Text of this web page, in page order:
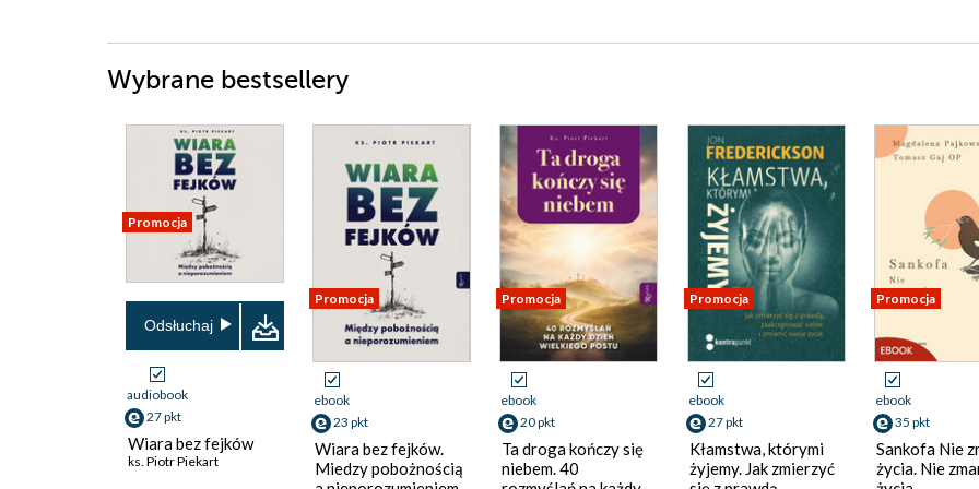
Wybrane bestsellery
Promocja
Odsłuchaj
audiobook
27 pkt
Wiara bez fejków
ks. Piotr Piekart
Promocja
ebook
23 pkt
Wiara bez fejków.
Miedzy pobożnością
Promocja
ebook
20 pkt
Ta droga kończy się
niebem. 40
Promocja
ebook
27 pkt
Kłamstwa, którymi
żyjemy. Jak zmierzyć
Promocja
ebook
35 pkt
Sankofa Nie
życia. Nie